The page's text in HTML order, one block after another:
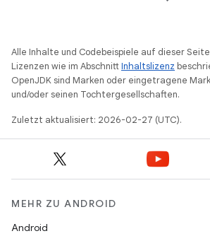
Alle Inhalte und Codebeispiele auf dieser
Lizenzen wie im AbschnittInhaltslizenz
OpenJDK sind Marken oder eingetragene
und/oder seinen Tochtergesellschaften.
Zuletzt aktualisiert: 2026-02-27 (UTC).
MEHR ZU ANDROID
Android